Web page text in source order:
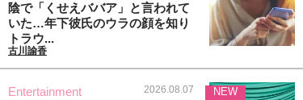
陰で「くせえババア」と言われて
いた…年下彼氏のウラの顔を知り
トラウ...
古川諭香
Entertainment 2026.08.07 NEW